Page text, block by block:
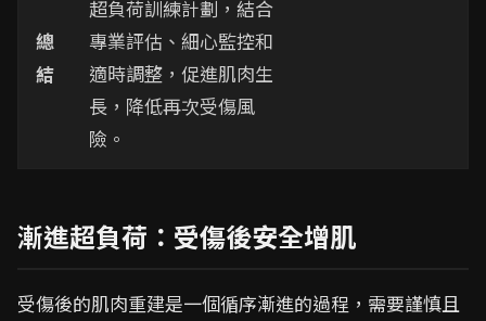
總
結
超負荷訓練計劃，結合
專業評估、細心監控和
適時調整，促進肌肉生
長，降低再次受傷風
險。
漸進超負荷：受傷後安全增肌
受傷後的肌肉重建是一個循序漸進的過程，需要謹慎且